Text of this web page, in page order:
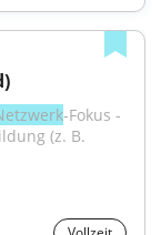
-Fokus -
(z. B.